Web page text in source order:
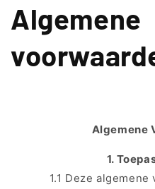
Algemene
Algemene
1.
1.1 Deze